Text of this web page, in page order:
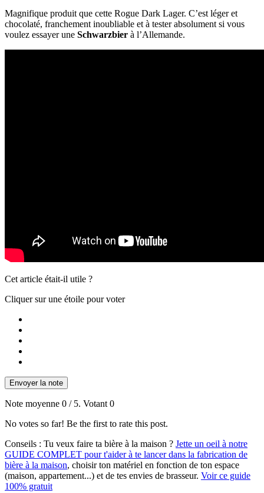
Magnifique produit que cette Rogue Dark Lager. C’est léger et
chocolaté, franchement inoubliable et à tester absolument si vous
voulez essayer une Schwarzbier à l’Allemande.
Cet article était-il utile ?
Cliquer sur une étoile pour voter
Envoyer la note
Note moyenne 0 / 5. Votant 0
No votes so far! Be the first to rate this post.
Conseils : Tu veux faire ta bière à la maison ? Jette un oeil à notre
GUIDE COMPLET pour t'aider à te lancer dans la fabrication de
bière à la maison, choisir ton matériel en fonction de ton espace
(maison, appartement...) et de tes envies de brasseur. Voir ce guide
100% gratuit